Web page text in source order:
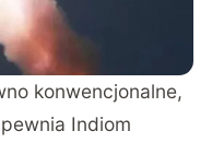
konwencjonalne,
Indiom